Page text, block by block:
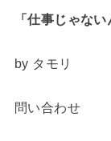
「仕事じゃな
by タモリ
問い合わせ